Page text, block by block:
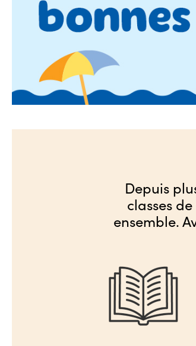
Depuis
classes
ensemble.